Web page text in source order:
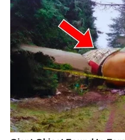
Istina koju trebate čuti
Neće sve krenuti po planu – i
VAGA
Godinama pokušavate održati
košta vlastite sreće.